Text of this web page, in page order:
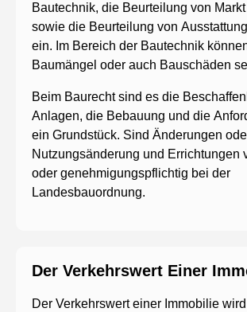
Bautechnik, die Beurteilung von
sowie die Beurteilung von
ein. Im Bereich der Bautechnik
Baumängel oder auch Bauschäden
Beim Baurecht sind es die
Anlagen, die Bebauung und die
ein Grundstück. Sind Änderungen
Nutzungsänderung und Errichtungen
oder genehmigungspflichtig bei der
Landesbauordnung.
Der Verkehrswert Einer
Der Verkehrswert einer Immobilie